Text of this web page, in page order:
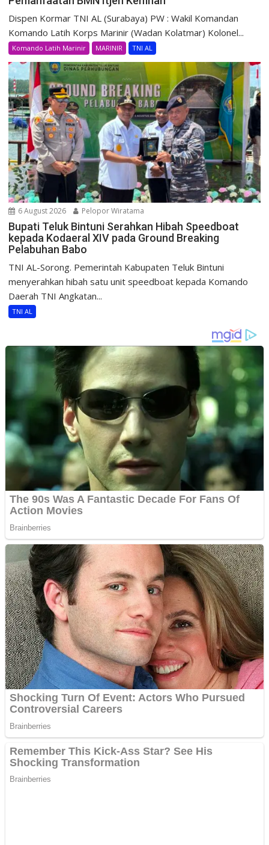
Dispen Kormar TNI AL (Surabaya) PW : Wakil Komandan
Komando Latih Korps Marinir (Wadan Kolatmar) Kolonel...
Komando Latih Marinir MARINIR TNI AL
6 August 2026 Pelopor Wiratama
Bupati Teluk Bintuni Serahkan Hibah Speedboat
kepada Kodaeral XIV pada Ground Breaking
Pelabuhan Babo
TNI AL-Sorong. Pemerintah Kabupaten Teluk Bintuni
menyerahkan hibah satu unit speedboat kepada Komando
Daerah TNI Angkatan...
TNI AL